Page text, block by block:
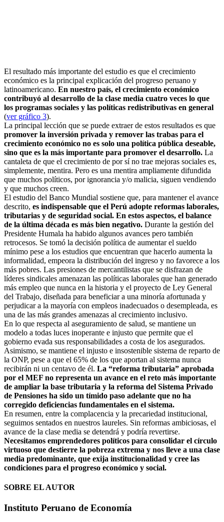
El resultado más importante del estudio es que el crecimiento
económico es la principal explicación del progreso peruano y
latinoamericano. En nuestro país, el crecimiento económico
contribuyó al desarrollo de la clase media cuatro veces lo que
los programas sociales y las políticas redistributivas en general
(ver gráfico 3).
La principal lección que se puede extraer de estos resultados es que
promover la inversión privada y remover las trabas para el
crecimiento económico no es solo una política pública deseable,
sino que es la más importante para promover el desarrollo. La
cantaleta de que el crecimiento de por sí no trae mejoras sociales es,
simplemente, mentira. Pero es una mentira ampliamente difundida
que muchos políticos, por ignorancia y/o malicia, siguen vendiendo
y que muchos creen.
El estudio del Banco Mundial sostiene que, para mantener el avance
descrito, es indispensable que el Perú adopte reformas laborales,
tributarias y de seguridad social. En estos aspectos, el balance
de la última década es más bien negativo. Durante la gestión del
Presidente Humala ha habido algunos avances pero también
retrocesos. Se tomó la decisión política de aumentar el sueldo
mínimo pese a los estudios que encuentran que hacerlo aumenta la
informalidad, empeora la distribución del ingreso y no favorece a los
más pobres. Las presiones de mercantilistas que se disfrazan de
líderes sindicales amenazan las políticas laborales que han generado
más empleo que nunca en la historia y el proyecto de Ley General
del Trabajo, diseñada para beneficiar a una minoría afortunada y
perjudicar a la mayoría con empleos inadecuados o desempleada, es
una de las más grandes amenazas al crecimiento inclusivo.
En lo que respecta al aseguramiento de salud, se mantiene un
modelo a todas luces inoperante e injusto que permite que el
gobierno evada sus responsabilidades a costa de los asegurados.
Asimismo, se mantiene el injusto e insostenible sistema de reparto de
la ONP, pese a que el 65% de los que aportan al sistema nunca
recibirán ni un centavo de él. La “reforma tributaria” aprobada
por el MEF no representa un avance en el reto más importante
de ampliar la base tributaria y la reforma del Sistema Privado
de Pensiones ha sido un tímido paso adelante que no ha
corregido deficiencias fundamentales en el sistema.
En resumen, entre la complacencia y la precariedad institucional,
seguimos sentados en nuestros laureles. Sin reformas ambiciosas, el
avance de la clase media se detendrá y podría revertirse.
Necesitamos emprendedores políticos para consolidar el círculo
virtuoso que destierre la pobreza extrema y nos lleve a una clase
media predominante, que exija institucionalidad y cree las
condiciones para el progreso económico y social.
SOBRE EL AUTOR
Instituto Peruano de Economía